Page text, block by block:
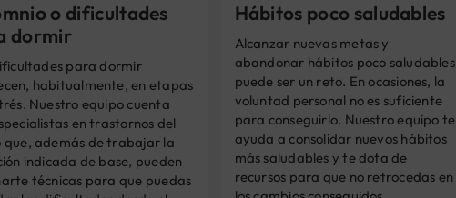
o dificultades
dormir
para dormir
habitualmente, en etapas
Nuestro equipo cuenta
en trastornos del
que, además de trabajar la
indicada de base, pueden
técnicas para que puedas
Hábitos poco saludables
Alcanzar nuevas metas y
abandonar hábitos poco saludables
puede ser un reto. En ocasiones, la
voluntad personal no es suficiente
para conseguirlo. Nuestro equipo te
ayuda a consolidar nuevos hábitos
más saludables y te dota de
recursos para que no retrocedas en